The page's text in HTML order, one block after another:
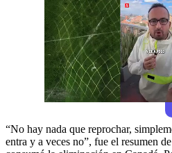
“No hay nada que reprochar,
entra y a veces no”, fue el resumen de